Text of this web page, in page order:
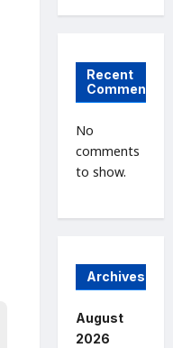
Recent
Comments
No
comments
to show.
Archives
August
2026